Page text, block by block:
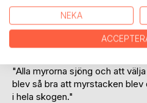
Noveller, fabler, berättelser
2012 . Ämnen som berör och
av både barn och vuxna.
du läser.
"Alla myrorna sjöng och att
blev så bra att myrstacken blev
i hela skogen."
NEKA